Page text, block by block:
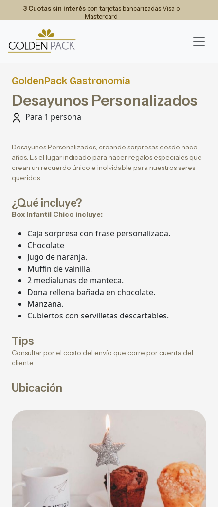
3 Cuotas sin interéscon tarjetas bancarizadas Visa o
Mastercard
GoldenPack Gastronomía
Desayunos Personalizados
Para 1 persona
Desayunos Personalizados, creando sorpresas desde hace
años. Es el lugar indicado para hacer regalos especiales que
crean un recuerdo único e inolvidable para nuestros seres
queridos.
¿Qué incluye?
Box Infantil Chico incluye:
Caja sorpresa con frase personalizada.
Chocolate
Jugo de naranja.
Muffin de vainilla.
2 medialunas de manteca.
Dona rellena bañada en chocolate.
Manzana.
Cubiertos con servilletas descartables.
Tips
Consultar por el costo del envío que corre por cuenta del
cliente.
Ubicación